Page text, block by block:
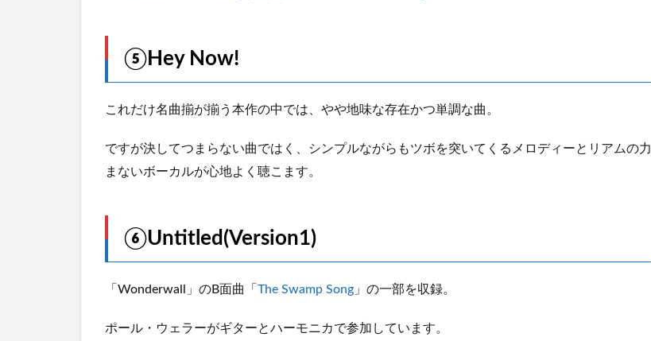
⑤Hey Now!
これだけ名曲揃が揃う本作の中では、やや地味な存在かつ単調な曲。
ですが決してつまらない曲ではく、シンプルながらもツボを突いてくるメロディーとリアムの力
まないボーカルが心地よく聴こます。
⑥Untitled(Version1)
「Wonderwall」のB面曲「 The Swamp Song 」の一部を収録。
ポール・ウェラーがギターとハーモニカで参加しています。